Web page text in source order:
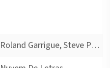
Roland Garrigue, Steve Patschke